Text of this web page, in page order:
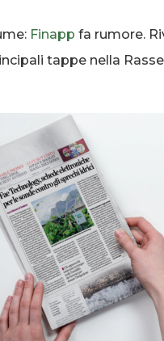
Finapp fa rumore.
tappe nella